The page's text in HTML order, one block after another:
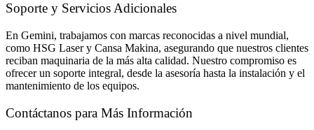
Soporte y Servicios Adicionales
En Gemini, trabajamos con marcas reconocidas a nivel mundial,
como HSG Laser y Cansa Makina, asegurando que nuestros clientes
reciban maquinaria de la más alta calidad. Nuestro compromiso es
ofrecer un soporte integral, desde la asesoría hasta la instalación y el
mantenimiento de los equipos.
Contáctanos para Más Información